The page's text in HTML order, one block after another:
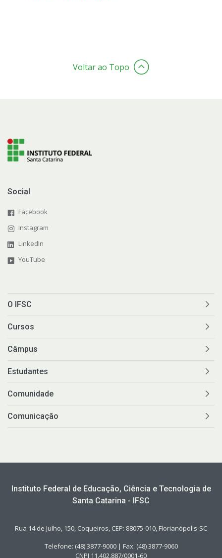
Voltar ao Topo
Social
Facebook
Instagram
LinkedIn
YouTube
O IFSC
Cursos
Câmpus
Estudantes
Comunidade
Comunicação
Instituto Federal de Educação, Ciência e Tecnologia de
Santa Catarina - IFSC
Rua 14 de Julho, 150, Coqueiros, CEP: 88075-010, Florianópolis-SC
Telefone: (48) 3877-9000 | Fax: (48) 3877-9060
CNPJ 11.402.887/0001-60